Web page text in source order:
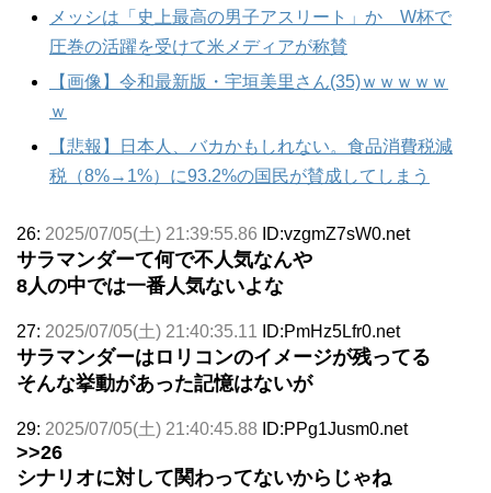
メッシは「史上最高の男子アスリート」か W杯で
圧巻の活躍を受けて米メディアが称賛
【画像】令和最新版・宇垣美里さん(35)ｗｗｗｗｗ
ｗ
【悲報】日本人、バカかもしれない。食品消費税減
税（8%→1%）に93.2%の国民が賛成してしまう
26: 2025/07/05(土) 21:39:55.86 ID:vzgmZ7sW0.net
サラマンダーて何で不人気なんや
8人の中では一番人気ないよな
27: 2025/07/05(土) 21:40:35.11 ID:PmHz5Lfr0.net
サラマンダーはロリコンのイメージが残ってる
そんな挙動があった記憶はないが
29: 2025/07/05(土) 21:40:45.88 ID:PPg1Jusm0.net
>>26
シナリオに対して関わってないからじゃね